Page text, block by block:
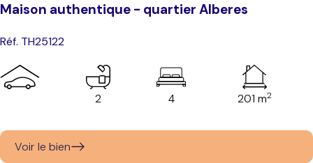
Maison authentique - quartier Alberes
Réf. TH25122
2 4 201 m2
Voir le bien